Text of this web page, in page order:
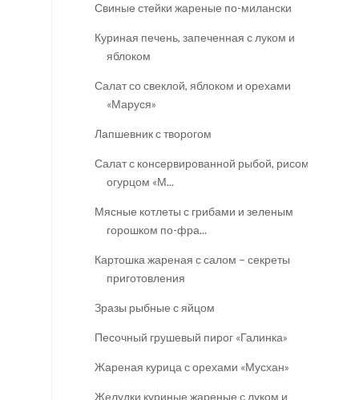
Свиные стейки жареные по-милански
Куриная печень, запеченная с луком и
яблоком
Салат со свеклой, яблоком и орехами
«Маруся»
Лапшевник с творогом
Салат с консервированной рыбой, рисом и
огурцом «М...
Мясные котлеты с грибами и зеленым
горошком по-фра...
Картошка жареная с салом – секреты
приготовления
Зразы рыбные с яйцом
Песочный грушевый пирог «Галинка»
Жареная курица с орехами «Мусхан»
Желудки куриные жареные с луком и